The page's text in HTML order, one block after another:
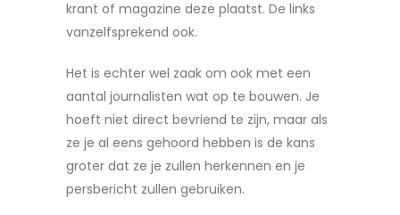
krant of magazine deze plaatst. De links
vanzelfsprekend ook.
Het is echter wel zaak om ook met een
aantal journalisten wat op te bouwen. Je
hoeft niet direct bevriend te zijn, maar als
ze je al eens gehoord hebben is de kans
groter dat ze je zullen herkennen en je
persbericht zullen gebruiken.